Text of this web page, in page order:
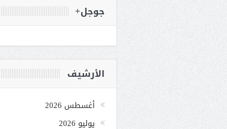
جوجل+
الأرشيف
أغسطس 2026
يوليو 2026